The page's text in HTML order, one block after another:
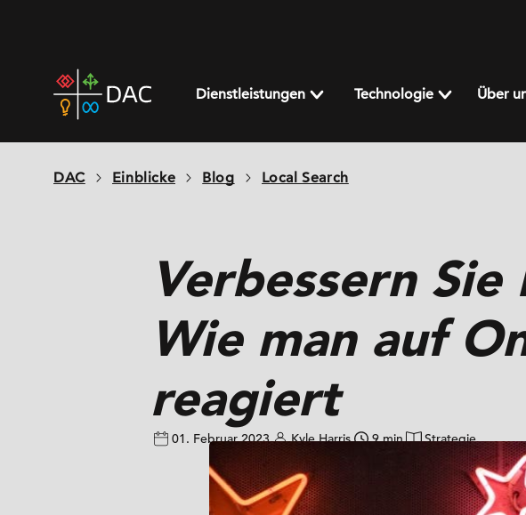
home
page
Dienstleistungen Technologie Über
DAC Einblicke Blog Local Search
Verbessern
Wie man auf
reagiert
01. Februar 2023 Kyle Harris 9 min Strategie